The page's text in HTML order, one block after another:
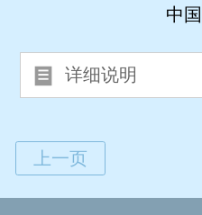
中
详细说明